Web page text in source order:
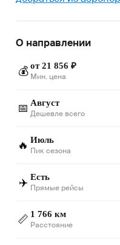
О направлении
💰 от 21 856 ₽
Мин. цена
📅 Август
Дешевле всего
🔥 Июль
Пик сезона
✈️ Есть
Прямые рейсы
📏 1 766 км
Расстояние